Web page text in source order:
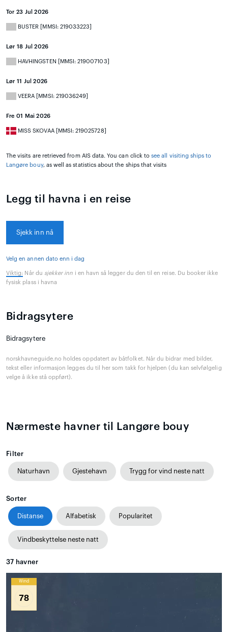
Tor 23 Jul 2026
BUSTER [MMSI: 219033223]
Lør 18 Jul 2026
HAVHINGSTEN [MMSI: 219007103]
Lør 11 Jul 2026
VEERA [MMSI: 219036249]
Fre 01 Mai 2026
MISS SKOVAA [MMSI: 219025728]
The visits are retrieved from AIS data. You can click tosee all visiting ships to
Langøre bouy, as well as statistics about the ships that visits
Legg til havna i en reise
Sjekk inn nå
Velg en annen dato enn i dag
Viktig: Når du sjekker inn i en havn så legger du den til en reise. Du booker ikke
fysisk plass i havna
Bidragsytere
Bidragsytere
norskhavneguide.no holdes oppdatert av båtfolket. Når du bidrar med bilder,
tekst eller informasjon legges du til her som takk for hjelpen (du kan selvfølgelig
velge å ikke stå oppført).
Nærmeste havner til Langøre bouy
Filter
Naturhavn Gjestehavn Trygg for vind neste natt
Sorter
Distanse Alfabetisk Popularitet
Vindbeskyttelse neste natt
37 havner
Wind
78